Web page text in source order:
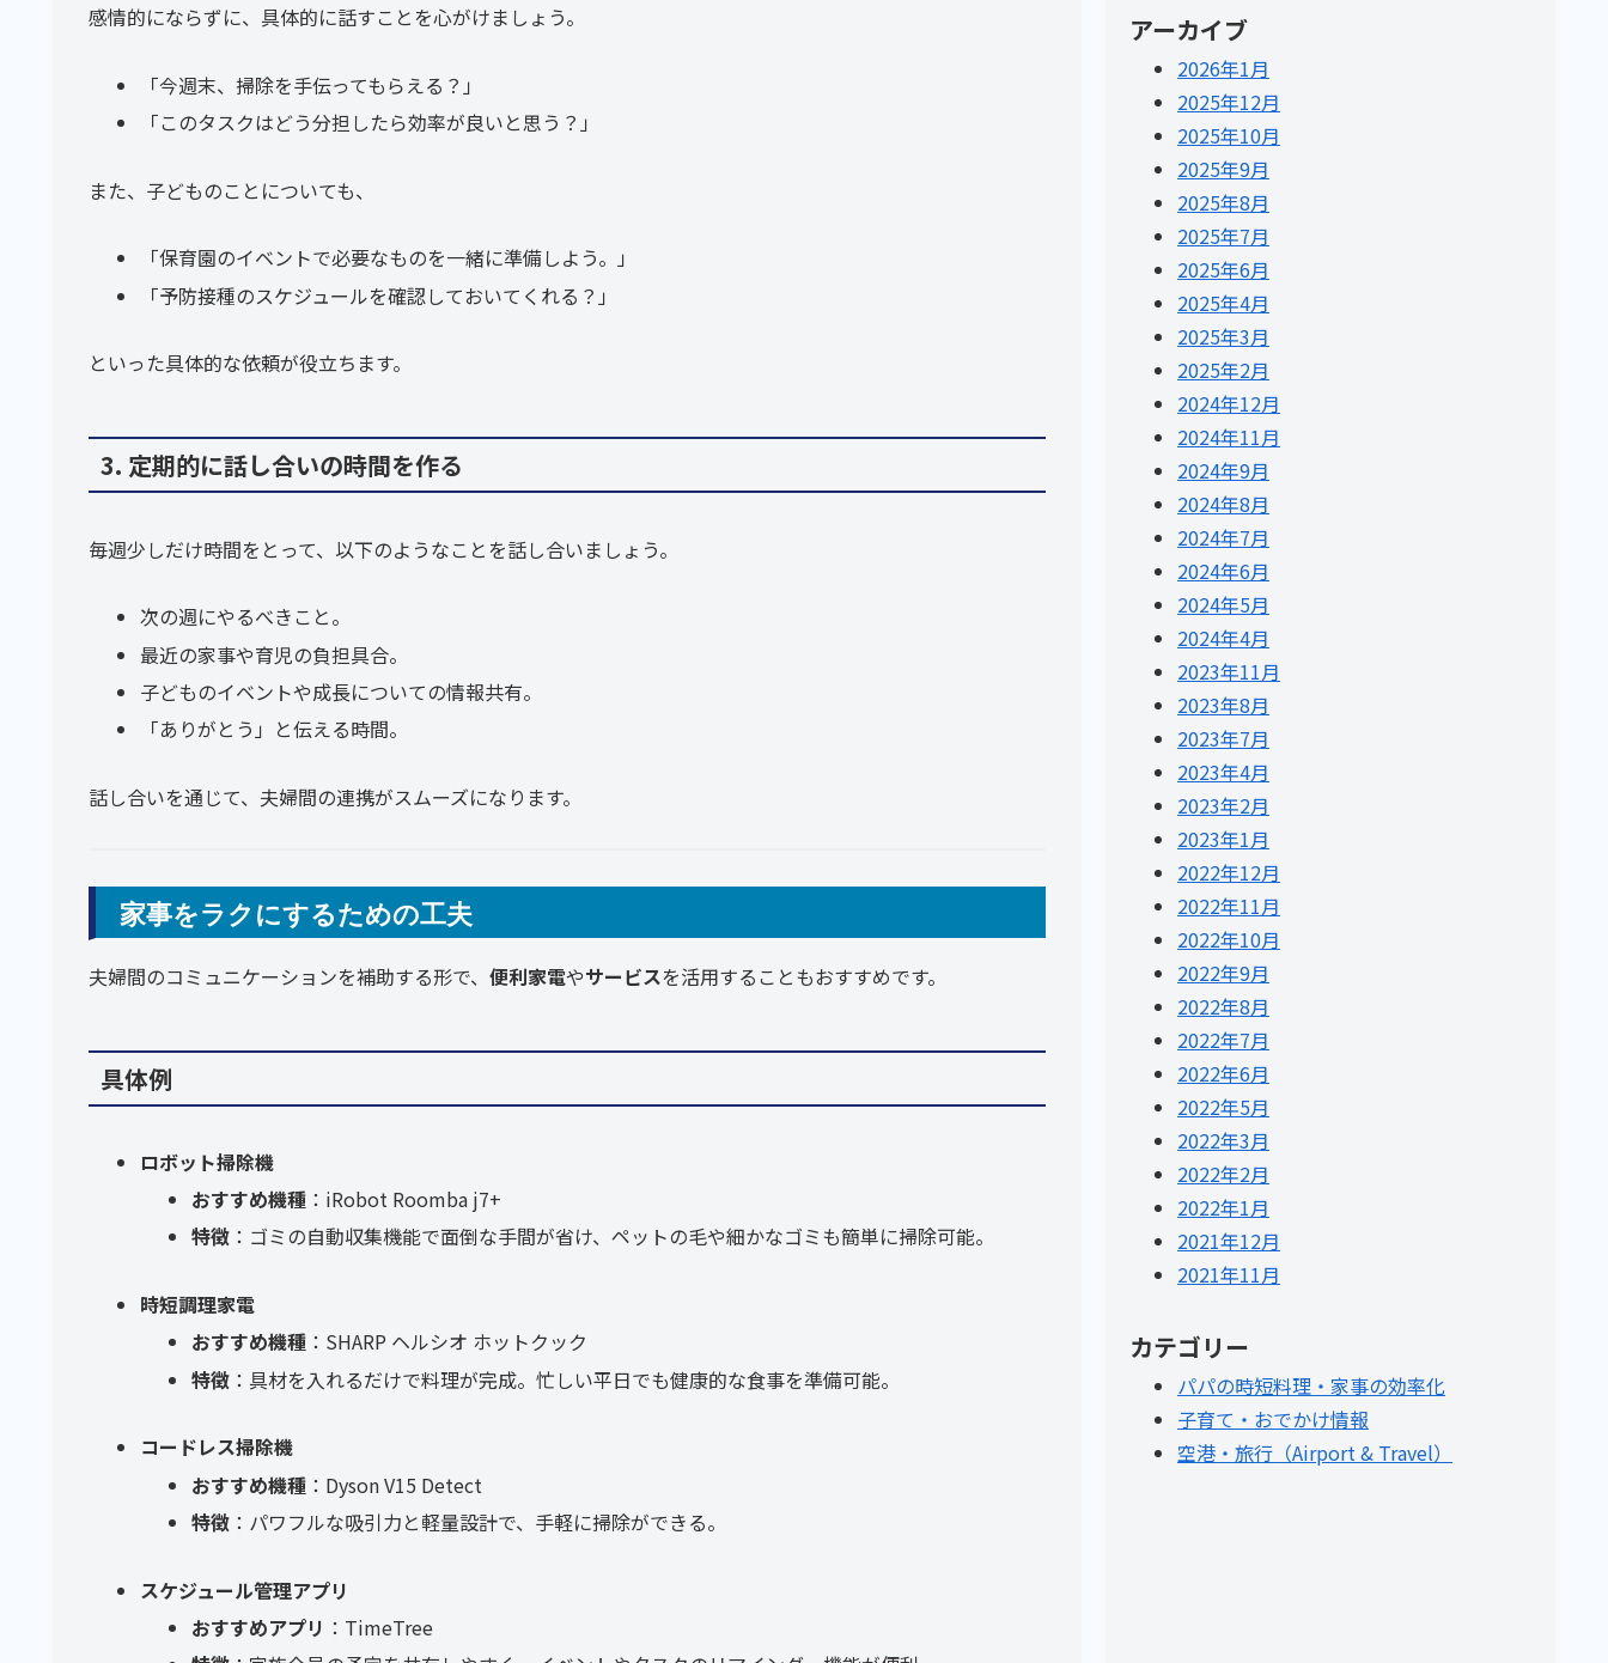
感情的にならずに、具体的に話すことを心がけましょう。
「今週末、掃除を手伝ってもらえる？」
「このタスクはどう分担したら効率が良いと思う？」
また、子どものことについても、
「保育園のイベントで必要なものを一緒に準備しよう。」
「予防接種のスケジュールを確認しておいてくれる？」
といった具体的な依頼が役立ちます。
3. 定期的に話し合いの時間を作る
毎週少しだけ時間をとって、以下のようなことを話し合いましょう。
次の週にやるべきこと。
最近の家事や育児の負担具合。
子どものイベントや成長についての情報共有。
「ありがとう」と伝える時間。
話し合いを通じて、夫婦間の連携がスムーズになります。
家事をラクにするための工夫
夫婦間のコミュニケーションを補助する形で、 便利家電やサービスを活用することもおすすめです。
具体例
ロボット掃除機
おすすめ機種 ：iRobot Roomba j7+
特徴 ：ゴミの自動収集機能で面倒な手間が省け、ペットの毛や細かなゴミも簡単に掃除可能。
時短調理家電
おすすめ機種 ：SHARP ヘルシオ ホットクック
特徴 ：具材を入れるだけで料理が完成。忙しい平日でも健康的な食事を準備可能。
コードレス掃除機
おすすめ機種 ：Dyson V15 Detect
特徴 ：パワフルな吸引力と軽量設計で、手軽に掃除ができる。
スケジュール管理アプリ
おすすめアプリ ：TimeTree
アーカイブ
2026年1月
2025年12月
2025年10月
2025年9月
2025年8月
2025年7月
2025年6月
2025年4月
2025年3月
2025年2月
2024年12月
2024年11月
2024年9月
2024年8月
2024年7月
2024年6月
2024年5月
2024年4月
2023年11月
2023年8月
2023年7月
2023年4月
2023年2月
2023年1月
2022年12月
2022年11月
2022年10月
2022年9月
2022年8月
2022年7月
2022年6月
2022年5月
2022年3月
2022年2月
2022年1月
2021年12月
2021年11月
カテゴリー
パパの時短料理・家事の効率化
子育て・おでかけ情報
空港・旅行（Airport & Travel）